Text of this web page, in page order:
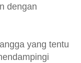
dengan
yang tentu